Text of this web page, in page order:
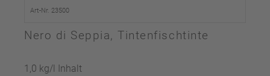
Art-Nr. 23500
Nero di Seppia, Tintenfischtinte
1,0 kg/l Inhalt